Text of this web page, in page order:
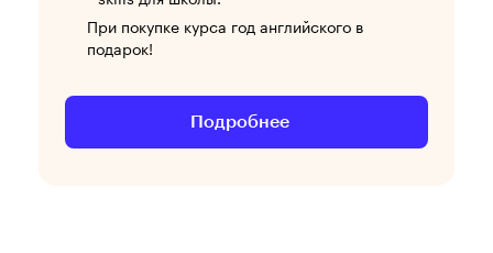
При покупке курса год английского в
подарок!
Подробнее